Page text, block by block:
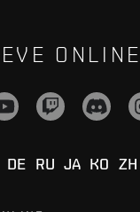
ONLINE
DE RU JA KO ZH